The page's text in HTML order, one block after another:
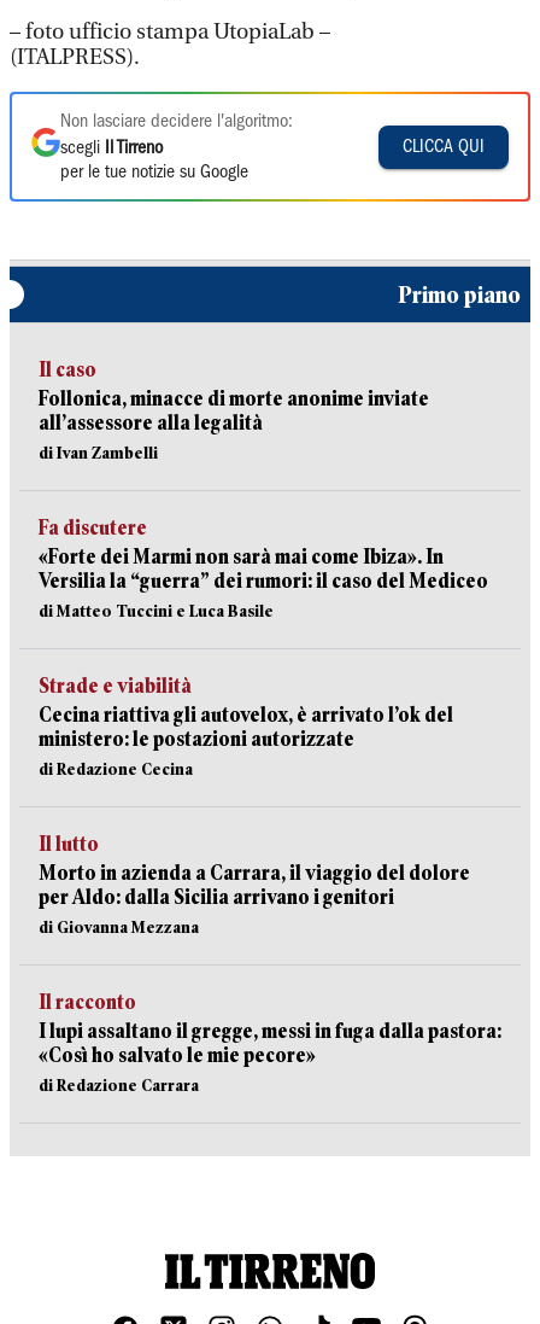
– foto ufficio stampa UtopiaLab –
(ITALPRESS).
Non lasciare decidere l'algoritmo:
scegli
Il Tirreno
per le tue notizie su Google
CLICCA QUI
Primo piano
Il caso
Follonica, minacce di morte anonime inviate
all’assessore alla legalità
di Ivan Zambelli
Fa discutere
«Forte dei Marmi non sarà mai come Ibiza». In
Versilia la “guerra” dei rumori: il caso del Mediceo
di Matteo Tuccini e Luca Basile
Strade e viabilità
Cecina riattiva gli autovelox, è arrivato l’ok del
ministero: le postazioni autorizzate
di Redazione Cecina
Il lutto
Morto in azienda a Carrara, il viaggio del dolore
per Aldo: dalla Sicilia arrivano i genitori
di Giovanna Mezzana
Il racconto
I lupi assaltano il gregge, messi in fuga dalla pastora:
«Così ho salvato le mie pecore»
di Redazione Carrara